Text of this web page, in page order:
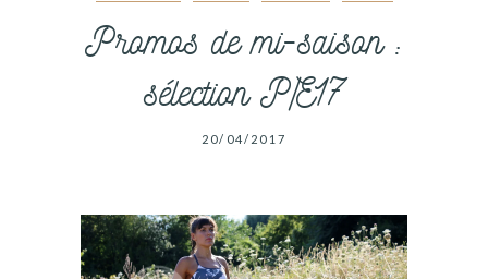
Promos de mi-saison :
sélection P/E17
20/04/2017